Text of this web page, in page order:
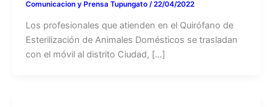
Comunicacion y Prensa Tupungato /22/04/2022
Los profesionales que atienden en el Quirófano de
Esterilización de Animales Domésticos se trasladan
con el móvil al distrito Ciudad, […]